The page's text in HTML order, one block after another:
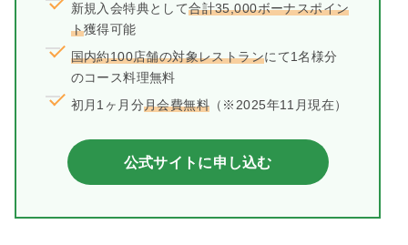
新規入会特典として合計35,000ボーナスポイン
ト獲得可能
国内約100店舗の対象レストランにて1名様分
のコース料理無料
初月1ヶ月分月会費無料 （※2025年11月現在）
公式サイトに申し込む